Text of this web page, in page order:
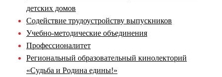
детских домов
Содействие трудоустройству выпускников
Учебно-методические объединения
Профессионалитет
Региональный образовательный кинолекторий
«Судьба и Родина едины!»